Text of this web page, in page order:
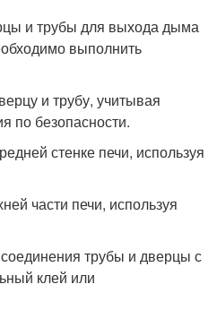
и трубы для выхода дыма
выполнить
и трубу, учитывая
по безопасности.
стенке печи, используя
части печи, используя
трубы и дверцы с
клей или